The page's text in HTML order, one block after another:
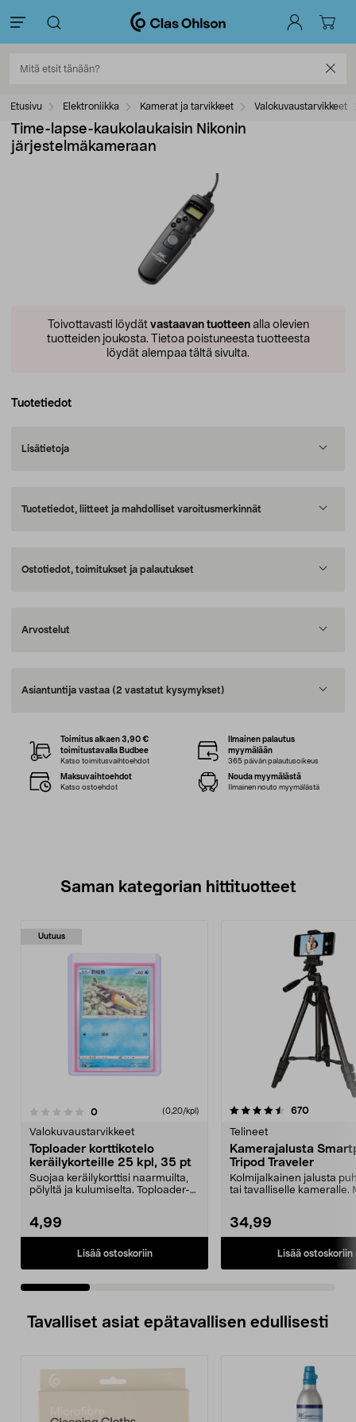
Etusivu Elektroniikka Kamerat ja tarvikkeet Valokuvaustarvikkeet
Time-lapse-kaukolaukaisin Nikonin
järjestelmäkameraan
Toivottavasti löydät vastaavan tuotteenalla olevien
tuotteiden joukosta. Tietoa poistuneesta tuotteesta
löydät alempaa tältä sivulta.
Tuotetiedot
Lisätietoja
Tuotetiedot, liitteet ja mahdolliset varoitusmerkinnät
Ostotiedot, toimitukset ja palautukset
Arvostelut
Asiantuntija vastaa (2 vastatut kysymykset)
Toimitus alkaen 3,90 €
toimitustavalla Budbee
Katso toimitusvaihtoehdot
Ilmainen palautus
myymälään
365 päivän palautusoikeus
Maksuvaihtoehdot
Katso ostoehdot
Nouda myymälästä
Ilmainen nouto myymälästä
Saman kategorian hittituotteet
Uutuus
0arvostelut (0,20/kpl)
Valokuvaustarvikkeet
Toploader korttikotelo
keräilykorteille 25 kpl, 35 pt
Suojaa keräilykorttisi naarmuilta,
pölyltä ja kulumiselta. Toploader-
4,99
Lisää ostoskoriin
4.5 viidestä
670arvostelut
Telineet
Kamerajalusta
Tripod Traveler
Kolmijalkainen jalusta
tai tavalliselle kameralle.
34,99
Lisää ostoskoriin
0.0 viidestä
Tavalliset asiat epätavallisen edullisesti